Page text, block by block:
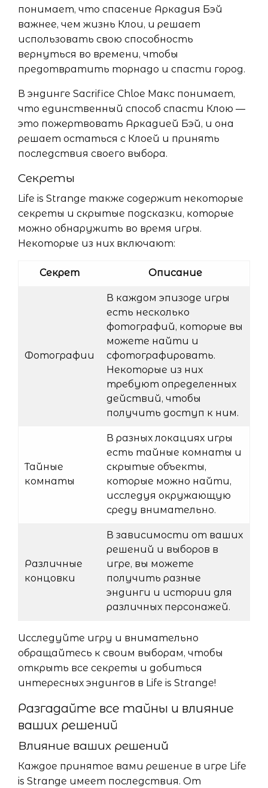
понимает, что спасение Аркадия Бэй
важнее, чем жизнь Клои, и решает
использовать свою способность
вернуться во времени, чтобы
предотвратить торнадо и спасти город.
В эндинге Sacrifice Chloe Макс понимает,
что единственный способ спасти Клою —
это пожертвовать Аркадией Бэй, и она
решает остаться с Клоей и принять
последствия своего выбора.
Секреты
Life is Strange также содержит некоторые
секреты и скрытые подсказки, которые
можно обнаружить во время игры.
Некоторые из них включают:
Секрет Описание
Фотографии
В каждом эпизоде игры
есть несколько
фотографий, которые вы
можете найти и
сфотографировать.
Некоторые из них
требуют определенных
действий, чтобы
получить доступ к ним.
Тайные
комнаты
В разных локациях игры
есть тайные комнаты и
скрытые объекты,
которые можно найти,
исследуя окружающую
среду внимательно.
Различные
концовки
В зависимости от ваших
решений и выборов в
игре, вы можете
получить разные
эндинги и истории для
различных персонажей.
Исследуйте игру и внимательно
обращайтесь к своим выборам, чтобы
открыть все секреты и добиться
интересных эндингов в Life is Strange!
Разгадайте все тайны и влияние
ваших решений
Влияние ваших решений
Каждое принятое вами решение в игре Life
is Strange имеет последствия. От